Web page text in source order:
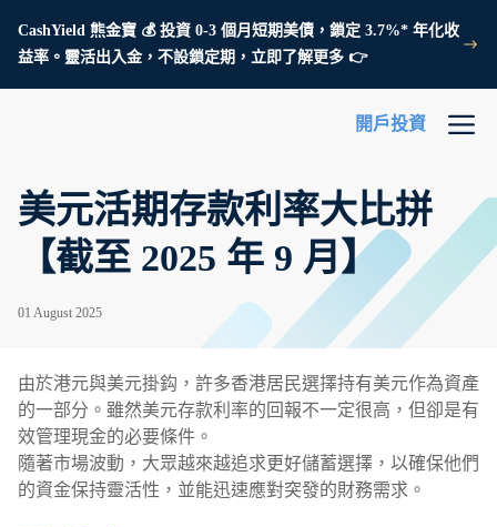
CashYield 熊金寶 💰 投資 0-3 個月短期美債，鎖定 3.7%* 年化收
益率。靈活出入金，不設鎖定期，立即了解更多 👉
開戶投資
美元活期存款利率大比拼
【截至 2025 年 9 月】
01 August 2025
由於港元與美元掛鈎，許多香港居民選擇持有美元作為資產
的一部分。雖然美元存款利率的回報不一定很高，但卻是有
效管理現金的必要條件。
隨著市場波動，大眾越來越追求更好儲蓄選擇，以確保他們
的資金保持靈活性，並能迅速應對突發的財務需求。